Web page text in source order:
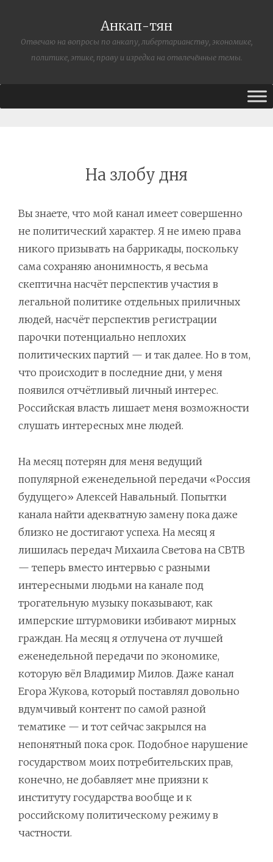
Анкап-тян
Отвечаю на вопросы по анкапу, либертарианству, экономике,
политике, этике, праву и изредка на отвлечённые темы.
На злобу дня
Вы знаете, что мой канал имеет совершенно
не политический характер. Я не имею права
никого призывать на баррикады, поскольку
сама сохраняю анонимность, я весьма
скептична насчёт перспектив участия в
легальной политике отдельных приличных
людей, насчёт перспектив регистрации
парочки потенциально неплохих
политических партий — и так далее. Но в том,
что происходит в последние дни, у меня
появился отчётливый личный интерес.
Российская власть лишает меня возможности
слушать интересных мне людей.
На месяц потерян для меня ведущий
популярной еженедельной передачи «Россия
будущего» Алексей Навальный. Попытки
канала найти адекватную замену пока даже
близко не достигают успеха. На месяц я
лишилась передач Михаила Светова на СВТВ
— теперь вместо интервью с разными
интересными людьми на канале под
трогательную музыку показывают, как
имперские штурмовики избивают мирных
граждан. На месяц я отлучена от лучшей
еженедельной передачи по экономике,
которую вёл Владимир Милов. Даже канал
Егора Жукова, который поставлял довольно
вдумчивый контент по самой разной
тематике — и тот сейчас закрылся на
непонятный пока срок. Подобное нарушение
государством моих потребительских прав,
конечно, не добавляет мне приязни к
институту государства вообще и к
российскому политическому режиму в
частности.